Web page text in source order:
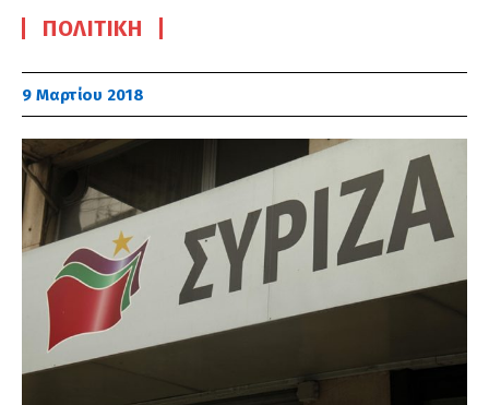
ΠΟΛΙΤΙΚΉ
9 Μαρτίου 2018